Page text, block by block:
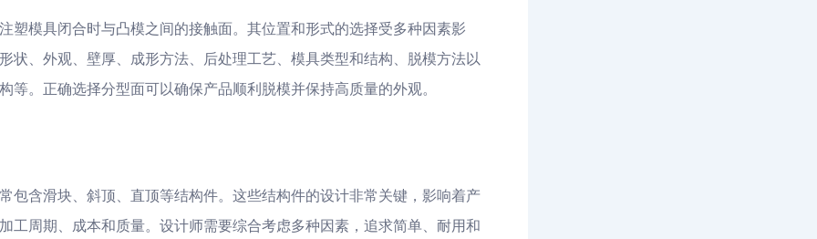
塑模具闭合时与凸模之间的接触面。其位置和形式的选择受多种因素影
状、外观、壁厚、成形方法、后处理工艺、模具类型和结构、脱模方法以
等。正确选择分型面可以确保产品顺利脱模并保持高质量的外观。
包含滑块、斜顶、直顶等结构件。这些结构件的设计非常关键，影响着产
工周期、成本和质量。设计师需要综合考虑多种因素，追求简单、耐用和